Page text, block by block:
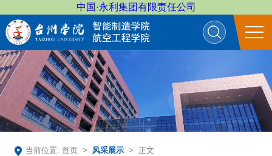
中国·永利集团有限责任公司
当前位置:首页 > 风采展示 > 正文